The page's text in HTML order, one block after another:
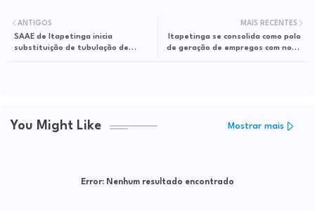
MAIS RECENTES
Itapetinga se consolida como polo
de geração de empregos com nova
ANTIGOS
SAAE de Itapetinga inicia
substituição de tubulação de
You Might Like Mostrar mais
Error: Nenhum resultado encontrado